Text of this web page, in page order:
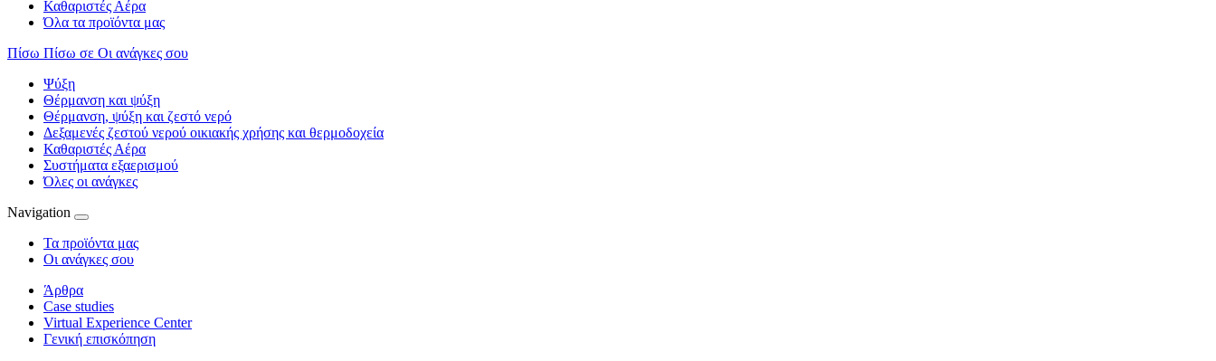
Καθαριστές Αέρα
Όλα τα προϊόντα μας
Πίσω Πίσω σε Οι ανάγκες σου
Ψύξη
Θέρμανση και ψύξη
Θέρμανση, ψύξη και ζεστό νερό
Δεξαμενές ζεστού νερού οικιακής χρήσης και θερμοδοχεία
Καθαριστές Αέρα
Συστήματα εξαερισμού
Όλες οι ανάγκες
Navigation
Τα προϊόντα μας
Οι ανάγκες σου
Άρθρα
Case studies
Virtual Experience Center
Γενική επισκόπηση